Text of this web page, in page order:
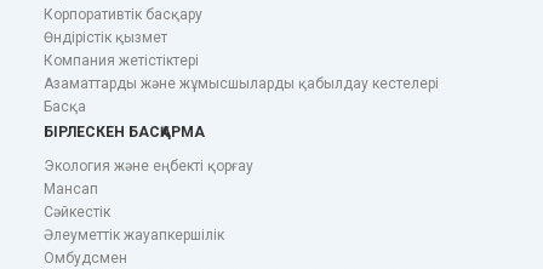
Корпоративтік басқару
Өндірістік қызмет
Компания жетістіктері
Азаматтарды және жұмысшыларды қабылдау кестелері
Басқа
БІРЛЕСКЕН БАСҚАРМА
Экология және еңбекті қорғау
Мансап
Сәйкестік
Әлеуметтік жауапкершілік
Омбудсмен